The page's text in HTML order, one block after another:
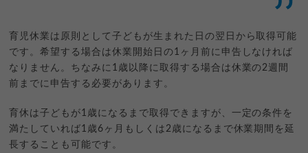
育児休業は原則として子どもが生まれた日の翌日から取得可能
です。希望する場合は休業開始日の1ヶ月前に申告しなければ
なりません。ちなみに1歳以降に取得する場合は休業の2週間
前までに申告する必要があります。
育休は子どもが1歳になるまで取得できますが、一定の条件を
満たしていれば1歳6ヶ月もしくは2歳になるまで休業期間を延
長することも可能です。